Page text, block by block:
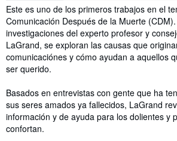
Synopsis
Este es uno de los primeros trabajos en el
Comunicación Después de la Muerte
investigaciones del experto profesor y
LaGrand, se exploran las causas que
comunicaciónes y cómo ayudan a aquellos
ser querido.
Basados en entrevistas con gente que ha
sus seres amados ya fallecidos, LaGrand
información y de ayuda para los dolientes y
confortan.